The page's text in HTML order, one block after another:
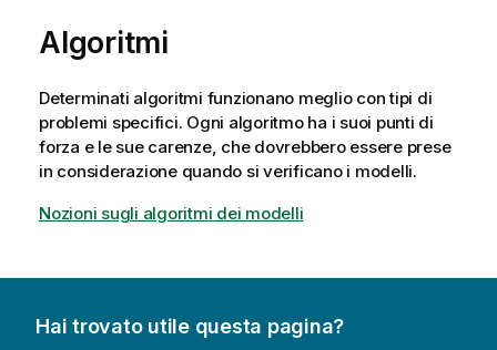
Algoritmi
Determinati algoritmi funzionano meglio con tipi di
problemi specifici. Ogni algoritmo ha i suoi punti di
forza e le sue carenze, che dovrebbero essere prese
in considerazione quando si verificano i modelli.
Nozioni sugli algoritmi dei modelli
Hai trovato utile questa pagina?